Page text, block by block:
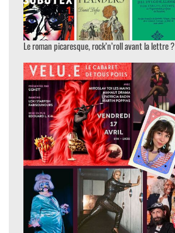
Le roman picaresque, rock’n’roll avant la lettre ?